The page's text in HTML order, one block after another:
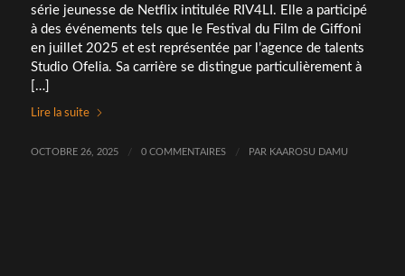
série jeunesse de Netflix intitulée RIV4LI. Elle a participé
à des événements tels que le Festival du Film de Giffoni
en juillet 2025 et est représentée par l’agence de talents
Studio Ofelia. Sa carrière se distingue particulièrement à
[…]
Lire la suite
OCTOBRE 26, 2025 / 0 COMMENTAIRES / PAR KAAROSU DAMU